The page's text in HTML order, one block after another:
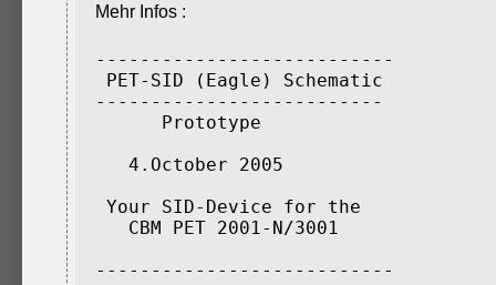
Mehr Infos :
---------------------------
PET-SID (Eagle) Schematic
--------------------------
      Prototype
   4.October 2005
Your SID-Device for the
   CBM PET 2001-N/3001
---------------------------